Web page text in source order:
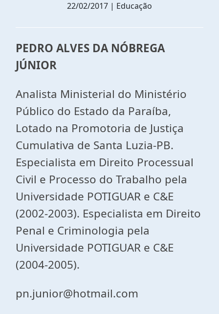
22/02/2017 | Educação
PEDRO ALVES DA NÓBREGA
JÚNIOR
Analista Ministerial do Ministério
Público do Estado da Paraíba,
Lotado na Promotoria de Justiça
Cumulativa de Santa Luzia-PB.
Especialista em Direito Processual
Civil e Processo do Trabalho pela
Universidade POTIGUAR e C&E
(2002-2003). Especialista em Direito
Penal e Criminologia pela
Universidade POTIGUAR e C&E
(2004-2005).
pn.junior@hotmail.com